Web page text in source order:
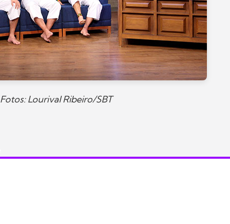
Fotos: Lourival Ribeiro/SBT